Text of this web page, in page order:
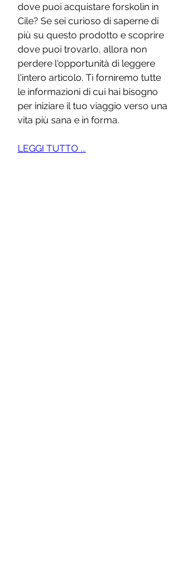
dove puoi acquistare forskolin in
Cile? Se sei curioso di saperne di
più su questo prodotto e scoprire
dove puoi trovarlo, allora non
perdere l'opportunità di leggere
l'intero articolo. Ti forniremo tutte
le informazioni di cui hai bisogno
per iniziare il tuo viaggio verso una
vita più sana e in forma.
LEGGI TUTTO ...